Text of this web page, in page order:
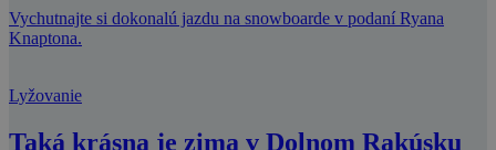
Vychutnajte si dokonalú jazdu na snowboarde v podaní Ryana
Knaptona.
Lyžovanie
Taká krásna je zima v Dolnom Rakúsku